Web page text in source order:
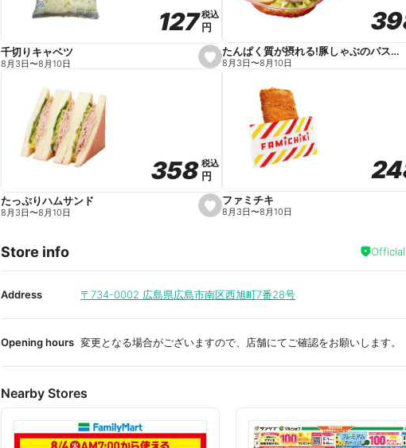
e
s
e
e
127
127税込
税込
円
円
千切りキャベツ
8月3日〜8月10日
たんぱく質が摂れる!豚しゃぶのパスタサラダ
8月3日〜8月10日
s
e
i
t
358
358税込
税込
円
円
たっぷりハムサンド
8月3日〜8月10日
ファミチキ
8月3日〜8月10日
Store info
Address 〒734-0002 広島県広島市南区西旭町7番28号
Opening hours 変更となる場合がございますので、店舗にてご確認をお願いします。
Nearby Stores